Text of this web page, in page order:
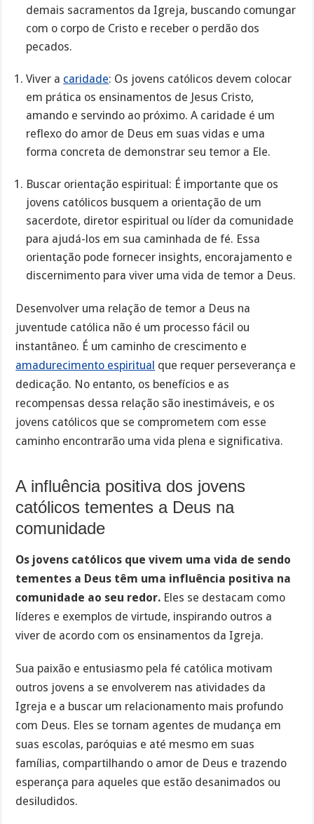
demais sacramentos da Igreja, buscando comungar
com o corpo de Cristo e receber o perdão dos
pecados.
Viver a caridade: Os jovens católicos devem colocar
em prática os ensinamentos de Jesus Cristo,
amando e servindo ao próximo. A caridade é um
reflexo do amor de Deus em suas vidas e uma
forma concreta de demonstrar seu temor a Ele.
Buscar orientação espiritual: É importante que os
jovens católicos busquem a orientação de um
sacerdote, diretor espiritual ou líder da comunidade
para ajudá-los em sua caminhada de fé. Essa
orientação pode fornecer insights, encorajamento e
discernimento para viver uma vida de temor a Deus.
Desenvolver uma relação de temor a Deus na
juventude católica não é um processo fácil ou
instantâneo. É um caminho de crescimento e
amadurecimento espiritual que requer perseverança e
dedicação. No entanto, os benefícios e as
recompensas dessa relação são inestimáveis, e os
jovens católicos que se comprometem com esse
caminho encontrarão uma vida plena e significativa.
A influência positiva dos jovens
católicos tementes a Deus na
comunidade
Os jovens católicos que vivem uma vida de sendo
tementes a Deus têm uma influência positiva na
comunidade ao seu redor. Eles se destacam como
líderes e exemplos de virtude, inspirando outros a
viver de acordo com os ensinamentos da Igreja.
Sua paixão e entusiasmo pela fé católica motivam
outros jovens a se envolverem nas atividades da
Igreja e a buscar um relacionamento mais profundo
com Deus. Eles se tornam agentes de mudança em
suas escolas, paróquias e até mesmo em suas
famílias, compartilhando o amor de Deus e trazendo
esperança para aqueles que estão desanimados ou
desiludidos.